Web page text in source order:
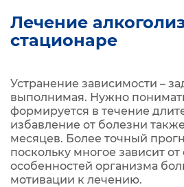
Лечение
стационаре
Устранение зависимости –
выполнимая. Нужно
формируется в течение
избавление от болезни
месяцев. Более точный
поскольку многое зависит
особенностей организма
мотивации к лечению.